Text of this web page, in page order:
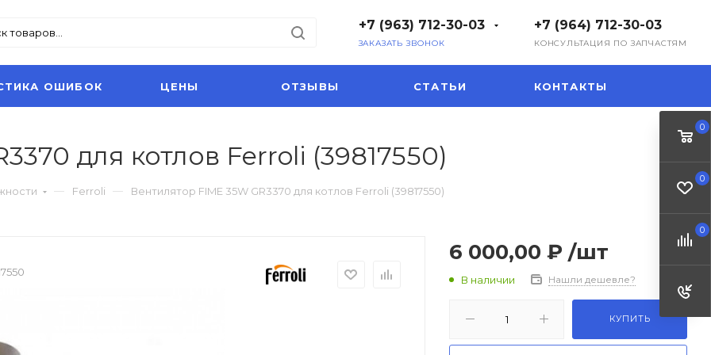
+7 (963) 712-30-03
ЗАКАЗАТЬ ЗВОНОК
+7 (964) 712-30-03
КОНСУЛЬТАЦИЯ ПО ЗАПЧАСТЯМ
ОШИБОК ЦЕНЫ ОТЗЫВЫ СТАТЬИ КОНТАКТЫ
для котлов Ferroli (39817550)
Ferroli Вентилятор FIME 35W GR3370 для котлов Ferroli (39817550)
6 000,00 ₽ /шт
В наличии Нашли дешевле?
КУПИТЬ
0
0
0